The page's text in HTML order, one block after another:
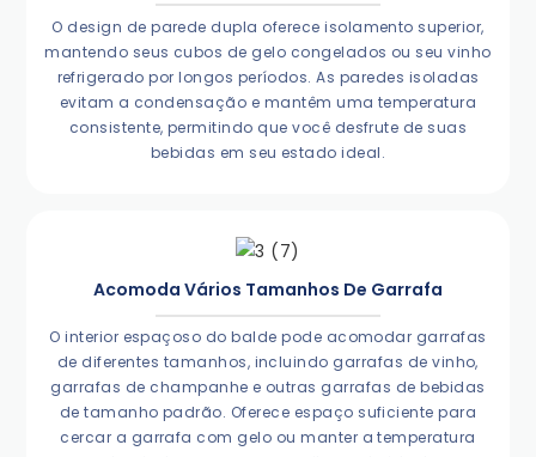
O design de parede dupla oferece isolamento superior,
mantendo seus cubos de gelo congelados ou seu vinho
refrigerado por longos períodos. As paredes isoladas
evitam a condensação e mantêm uma temperatura
consistente, permitindo que você desfrute de suas
bebidas em seu estado ideal.
Acomoda Vários Tamanhos De Garrafa
O interior espaçoso do balde pode acomodar garrafas
de diferentes tamanhos, incluindo garrafas de vinho,
garrafas de champanhe e outras garrafas de bebidas
de tamanho padrão. Oferece espaço suficiente para
cercar a garrafa com gelo ou manter a temperatura